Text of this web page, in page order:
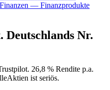
— Finanzprodukte
Nr.
26,8 % Rendite p.a.
ist seriös.